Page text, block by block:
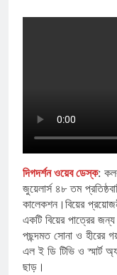
দিগদর্শন ওয়েব ডেস্ক:
জুয়েলার্স ৪৮ তম
কালেকশন।বিয়ের
একটি বিয়ের পাত্রের
পছন্দমত সোনা ও হীরের
এল ই ডি টিভি ও স্মার্ট
ছাড়।